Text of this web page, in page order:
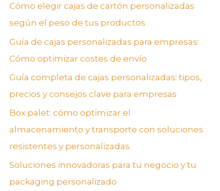
Cómo elegir cajas de cartón personalizadas
según el peso de tus productos
Guía de cajas personalizadas para empresas:
Cómo optimizar costes de envío
Guía completa de cajas personalizadas: tipos,
precios y consejos clave para empresas
Box palet: cómo optimizar el
almacenamiento y transporte con soluciones
resistentes y personalizadas
Soluciones innovadoras para tu negocio y tu
packaging personalizado